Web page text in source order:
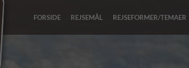
FORSIDE REJSEMÅL REJSEFORMER/TEMAER